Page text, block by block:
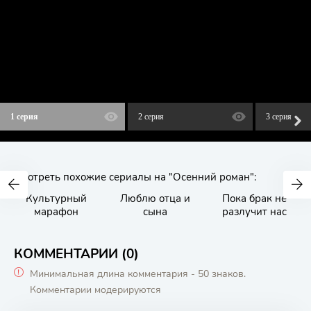
1 серия 2 серия 3 серия
Смотреть похожие сериалы на "Осенний роман":
Культурный
марафон
Люблю отца и
сына
Пока брак не
разлучит нас
КОММЕНТАРИИ (0)
Минимальная длина комментария - 50 знаков.
Комментарии модерируются